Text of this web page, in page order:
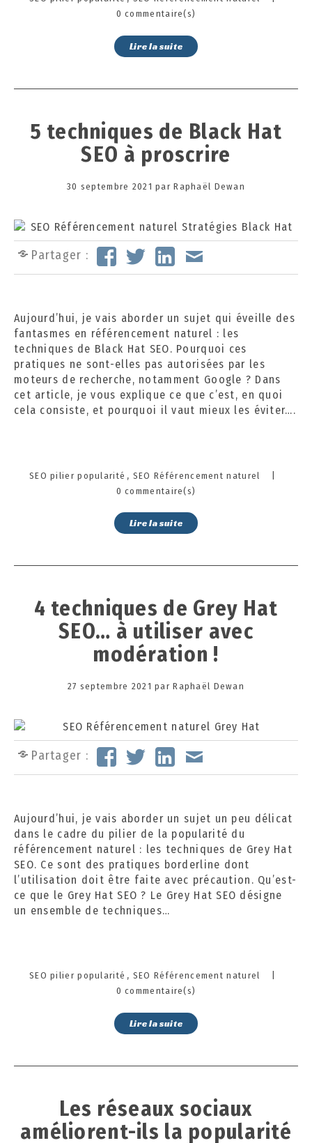
0 commentaire(s)
Lire la suite
5 techniques de Black Hat
SEO à proscrire
Posted
30 septembre 2021 1
c
t
o
2
0
2
4
parRaphaël Dewan
Partager :
Aujourd’hui, je vais aborder un sujet qui éveille des
fantasmes en référencement naturel : les
techniques de Black Hat SEO. Pourquoi ces
pratiques ne sont-elles pas autorisées par les
moteurs de recherche, notamment Google ? Dans
cet article, je vous explique ce que c’est, en quoi
cela consiste, et pourquoi il vaut mieux les éviter….
Categories
SEO pilier popularité SEO Référencement naturel
0 commentaire(s)
Lire la suite
4 techniques de Grey Hat
SEO… à utiliser avec
modération !
Posted
27 septembre 2021 1
c
t
o
b
2
0
2
4
parRaphaël Dewan
Partager :
Aujourd’hui, je vais aborder un sujet un peu délicat
dans le cadre du pilier de la popularité du
référencement naturel : les techniques de Grey Hat
SEO. Ce sont des pratiques borderline dont
l’utilisation doit être faite avec précaution. Qu’est-
ce que le Grey Hat SEO ? Le Grey Hat SEO désigne
un ensemble de techniques…
Categories
SEO pilier popularité SEO Référencement naturel
0 commentaire(s)
Lire la suite
Les réseaux sociaux
améliorent-ils la popularité